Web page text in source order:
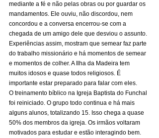
mediante a fé e não pelas obras ou por guardar os
mandamentos. Ele ouviu, não discordou, nem
concordou e a conversa encerrou-se com a
chegada de um amigo dele que desviou o assunto.
Experiências assim, mostram que semear faz parte
do trabalho missionário e há momentos de semear
e momentos de colher. A Ilha da Madeira tem
muitos idosos e quase todos religiosos. É
importante estar preparado para falar com eles.
O treinamento bíblico na Igreja Baptista do Funchal
foi reiniciado. O grupo todo continua e há mais
alguns alunos, totalizando 15. Isso chega a quase
50% dos membros da igreja. Os irmãos voltaram
motivados para estudar e estão interagindo bem.